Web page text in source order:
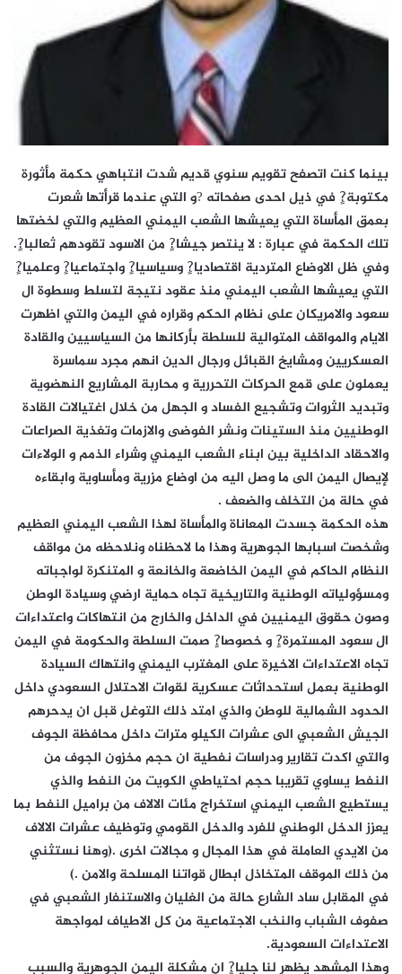
بينما كنت اتصفح تقويم سنوي قديم شدت انتباهي حكمة مأثورة
مكتوبة?ٍ في ذيل احدى صفحاته ?و التي عندما قرأتها شعرت
بعمق المأساة التي يعيشها الشعب اليمني العظيم والتي لخضتها
تلك الحكمة في عبارة : لا ينتصر جيشا?ٍ من الاسود تقودهم ثعالبا?ٍ.
وفي ظل الاوضاع المتردية اقتصاديا?ٍ وسياسيا?ٍ واجتماعيا?ٍ وعلميا?ٍ
التي يعيشها الشعب اليمني منذ عقود نتيجة لتسلط وسطوة ال
سعود والامريكان على نظام الحكم وقراره في اليمن والتي اظهرت
الايام والمواقف المتوالية للسلطة بأركانها من السياسيين والقادة
العسكريين ومشايخ القبائل ورجال الدين انهم مجرد سماسرة
يعملون على قمع الحركات التحررية و محاربة المشاريع النهضوية
وتبديد الثروات وتشجيع الفساد و الجهل من خلال اغتيالات القادة
الوطنيين منذ الستينات ونشر الفوضى والازمات وتغذية الصراعات
والاحقاد الداخلية بين ابناء الشعب اليمني وشراء الذمم و الولاءات
لإيصال اليمن الى ما وصل اليه من اوضاع مزرية ومأساوية وابقاءه
في حالة من التخلف والضعف .
هذه الحكمة جسدت المعاناة والمأساة لهذا الشعب اليمني العظيم
وشخصت اسبابها الجوهرية وهذا ما لاحظناه ونلاحظه من مواقف
النظام الحاكم في اليمن الخاضعة والخانعة و المتنكرة لواجباته
ومسؤولياته الوطنية والتاريخية تجاه حماية ارضي وسيادة الوطن
وصون حقوق اليمنيين في الداخل والخارج من انتهاكات واعتداءات
ال سعود المستمرة?ٍ و خصوصا?ٍ صمت السلطة والحكومة في اليمن
تجاه الاعتداءات الاخيرة على المغترب اليمني وانتهاك السيادة
الوطنية بعمل استحداثات عسكرية لقوات الاحتلال السعودي داخل
الحدود الشمالية للوطن والذي امتد ذلك التوغل قبل ان يدحرهم
الجيش الشعبي الى عشرات الكيلو مترات داخل محافظة الجوف
والتي اكدت تقارير ودراسات نفطية ان حجم مخزون الجوف من
النفط يساوي تقريبا حجم احتياطي الكويت من النفط والذي
يستطيع الشعب اليمني استخراج مئات الالاف من براميل النفط بما
يعزز الدخل الوطني للفرد والدخل القومي وتوظيف عشرات الالاف
من الايدي العاملة في هذا المجال و مجالات اخرى .(وهنا نستثني
من ذلك الموقف المتخاذل ابطال قواتنا المسلحة والامن .)
في المقابل ساد الشارع حالة من الغليان والاستنفار الشعبي في
صفوف الشباب والنخب الاجتماعية من كل الاطياف لمواجهة
الاعتداءات السعودية.
وهذا المشهد يظهر لنا جليا?ٍ ان مشكلة اليمن الجوهرية والسبب